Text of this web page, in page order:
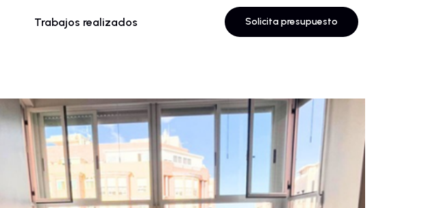
Trabajos realizados Solicita presupuesto